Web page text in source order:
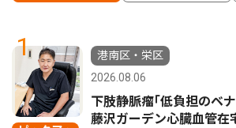
1
港南区・栄区
2026.08.06
下肢静脈瘤｢低負担のベ
藤沢ガーデン心臓血管在